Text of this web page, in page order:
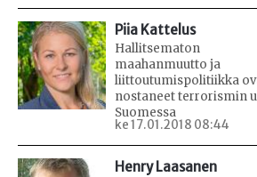
Piia Kattelus
Hallitsematon
maahanmuutto ja
liittoutumispolitiikka
nostaneet terrorismin
Suomessa
ke 17.01.2018 08:44
Henry Laasanen